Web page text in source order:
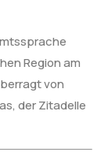
Region am
von
der Zitadelle